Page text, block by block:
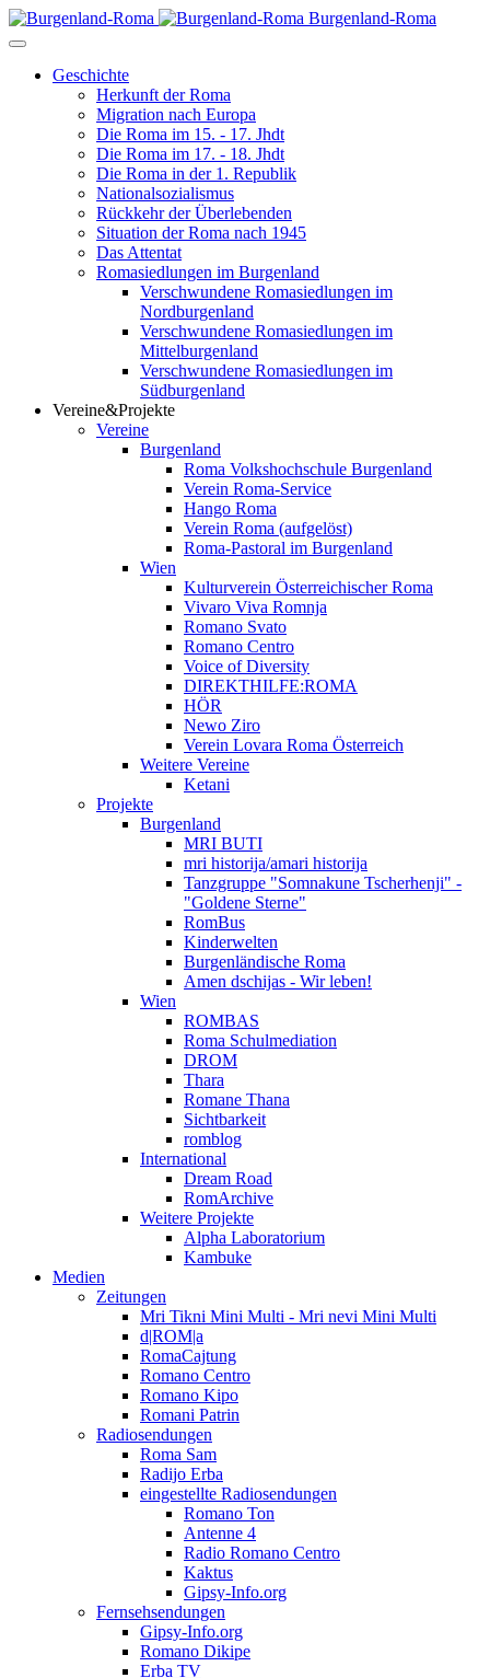
Burgenland-Roma
Geschichte
Herkunft der Roma
Migration nach Europa
Die Roma im 15. - 17. Jhdt
Die Roma im 17. - 18. Jhdt
Die Roma in der 1. Republik
Nationalsozialismus
Rückkehr der Überlebenden
Situation der Roma nach 1945
Das Attentat
Romasiedlungen im Burgenland
Verschwundene Romasiedlungen im
Nordburgenland
Verschwundene Romasiedlungen im
Mittelburgenland
Verschwundene Romasiedlungen im
Südburgenland
Vereine&Projekte
Vereine
Burgenland
Roma Volkshochschule Burgenland
Verein Roma-Service
Hango Roma
Verein Roma (aufgelöst)
Roma-Pastoral im Burgenland
Wien
Kulturverein Österreichischer Roma
Vivaro Viva Romnja
Romano Svato
Romano Centro
Voice of Diversity
DIREKTHILFE:ROMA
HÖR
Newo Ziro
Verein Lovara Roma Österreich
Weitere Vereine
Ketani
Projekte
Burgenland
MRI BUTI
mri historija/amari historija
Tanzgruppe "Somnakune Tscherhenji" -
"Goldene Sterne"
RomBus
Kinderwelten
Burgenländische Roma
Amen dschijas - Wir leben!
Wien
ROMBAS
Roma Schulmediation
DROM
Thara
Romane Thana
Sichtbarkeit
romblog
International
Dream Road
RomArchive
Weitere Projekte
Alpha Laboratorium
Kambuke
Medien
Zeitungen
Mri Tikni Mini Multi - Mri nevi Mini Multi
d|ROM|a
RomaCajtung
Romano Centro
Romano Kipo
Romani Patrin
Radiosendungen
Roma Sam
Radijo Erba
eingestellte Radiosendungen
Romano Ton
Antenne 4
Radio Romano Centro
Kaktus
Gipsy-Info.org
Fernsehsendungen
Gipsy-Info.org
Romano Dikipe
Erba TV